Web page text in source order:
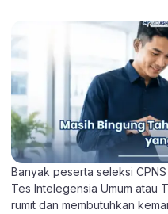
Banyak peserta seleksi
Tes Intelegensia Umum atau
rumit dan membutuhkan